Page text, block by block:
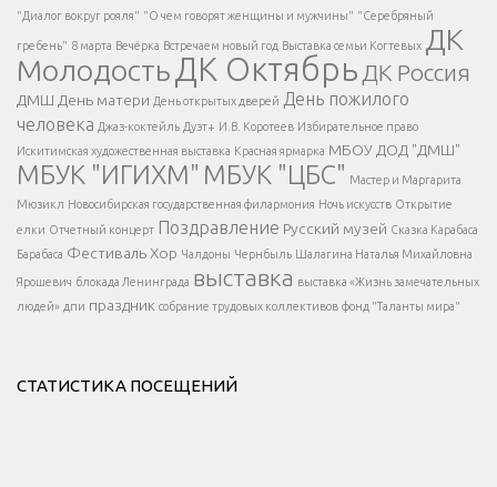
Есть вопрос?
Напишите нам
</span >
Написать
</button >
</div >
</div > </div >
"Диалог вокруг рояля" "О чем говорят женщины и мужчины" "Серебряный
гребень" 8 марта Вечёрка Встречаем новый год Выставка семьи Когтевых ДК
МолодостьДК Октябрь ДК Россия
ДМШ День матери День открытых дверей День пожилого
человека Джаз-коктейль Дуэт+ И.В. Коротеев Избирательное право
Искитимская художественная выставка Красная ярмарка МБОУ ДОД "ДМШ"
МБУК "ИГИХМ" МБУК "ЦБС" Мастер и Маргарита
Мюзикл Новосибирская государственная филармония Ночь искусств Открытие
елки Отчетный концерт Поздравление Русский музей Сказка Карабаса
Барабаса Фестиваль Хор Чалдоны Чернбыль Шалагина Наталья Михайловна
Ярошевич блокада Ленинграда выставка выставка «Жизнь замечательных
людей» дпи праздник собрание трудовых коллективов фонд "Таланты мира"
СТАТИСТИКА ПОСЕЩЕНИЙ